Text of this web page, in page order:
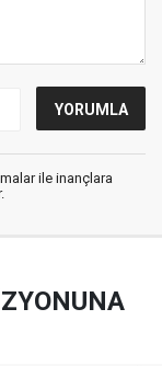
ile inançlara